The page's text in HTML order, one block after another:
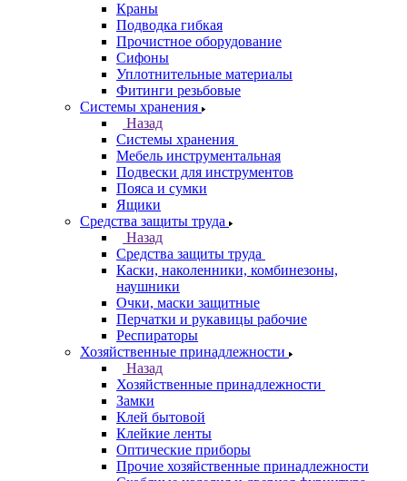
Краны
Подводка гибкая
Прочистное оборудование
Сифоны
Уплотнительные материалы
Фитинги резьбовые
Системы хранения
Назад
Системы хранения
Мебель инструментальная
Подвески для инструментов
Пояса и сумки
Ящики
Средства защиты труда
Назад
Средства защиты труда
Каски, наколенники, комбинезоны,
наушники
Очки, маски защитные
Перчатки и рукавицы рабочие
Респираторы
Хозяйственные принадлежности
Назад
Хозяйственные принадлежности
Замки
Клей бытовой
Клейкие ленты
Оптические приборы
Прочие хозяйственные принадлежности